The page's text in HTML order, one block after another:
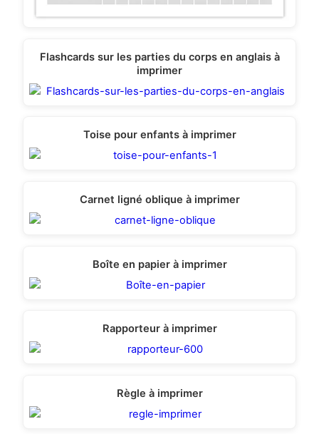
Flashcards sur les parties du corps en anglais à
imprimer
Toise pour enfants à imprimer
Carnet ligné oblique à imprimer
Boîte en papier à imprimer
Rapporteur à imprimer
Règle à imprimer